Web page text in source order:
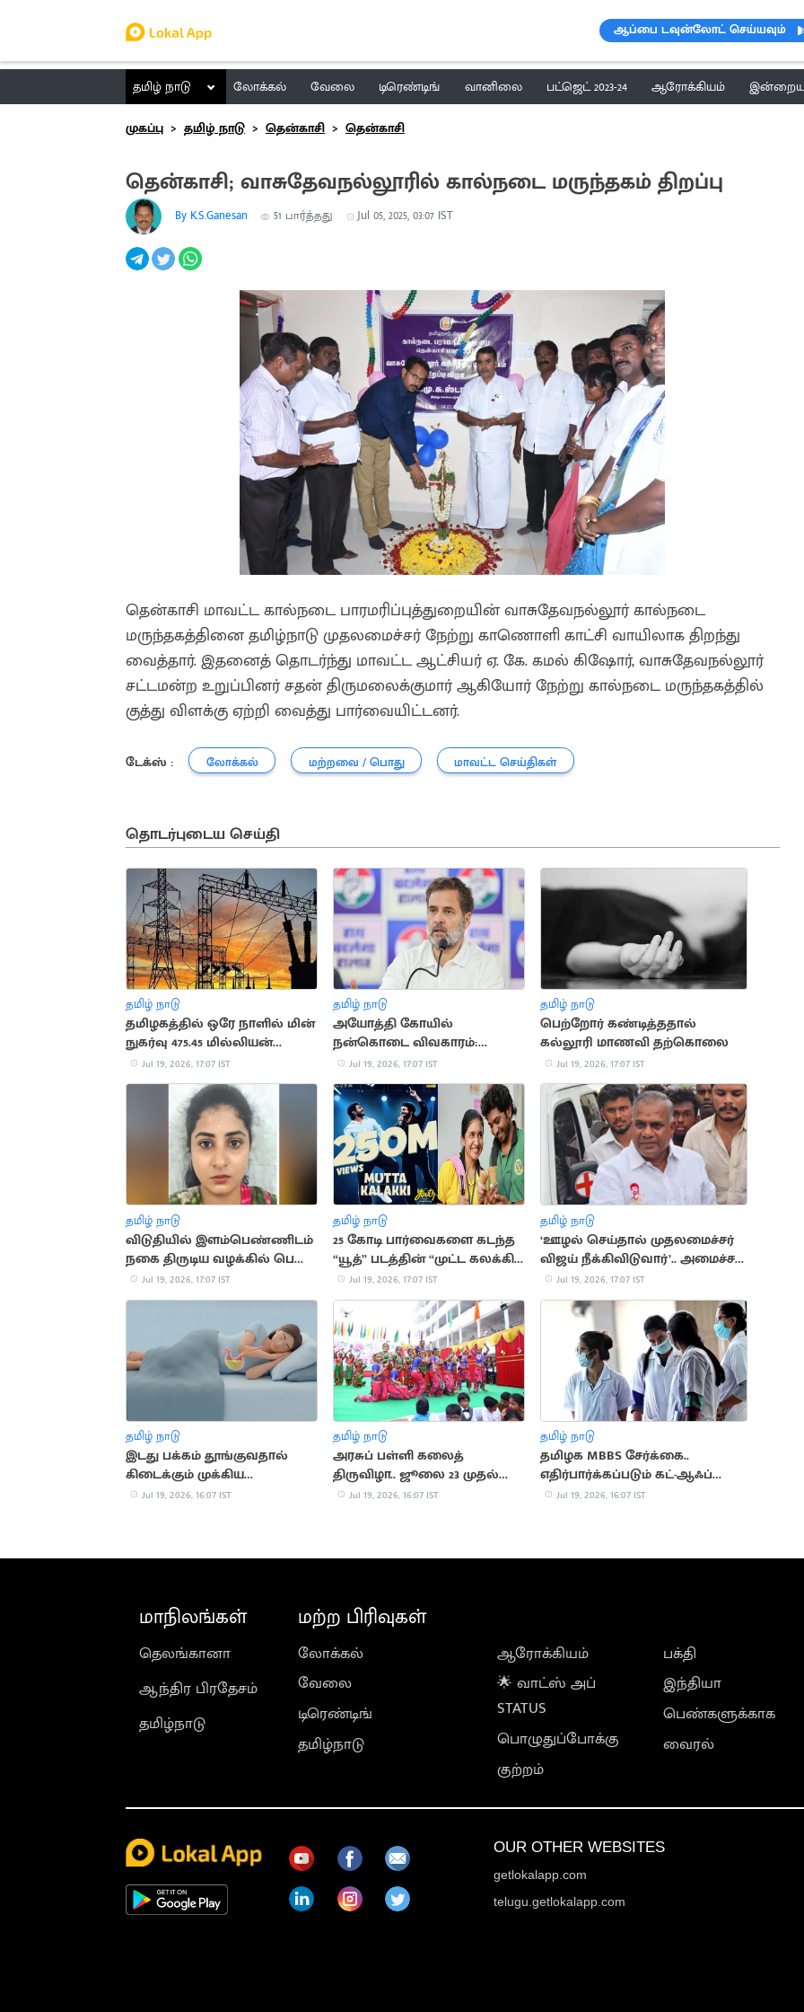
ஆப்பை டவுன்லோட் செய்யவும்
தமிழ் நாடு லோக்கல் வேலை டிரெண்டிங் வானிலை பட்ஜெட் 2023-24 ஆரோக்கியம் இன்றைய
முகப்பு
தமிழ் நாடு தென்காசி தென்காசி
தென்காசி; வாசுதேவநல்லூரில் கால்நடை மருந்தகம் திறப்பு
By K.S.Ganesan 51 பார்த்தது Jul 05, 2025, 03:07 IST
தென்காசி மாவட்ட கால்நடை பாரமரிப்புத்துறையின் வாசுதேவநல்லூர் கால்நடை
மருந்தகத்தினை தமிழ்நாடு முதலமைச்சர் நேற்று காணொளி காட்சி வாயிலாக திறந்து
வைத்தார். இதனைத் தொடர்ந்து மாவட்ட ஆட்சியர் ஏ. கே. கமல் கிஷோர், வாசுதேவநல்லூர்
சட்டமன்ற உறுப்பினர் சதன் திருமலைக்குமார் ஆகியோர் நேற்று கால்நடை மருந்தகத்தில்
குத்து விளக்கு ஏற்றி வைத்து பார்வையிட்டனர்.
டேக்ஸ் : லோக்கல் மற்றவை / பொது மாவட்ட செய்திகள்
தொடர்புடைய செய்தி
தமிழ் நாடு
தமிழகத்தில் ஒரே நாளில் மின்
நுகர்வு 475.45 மில்லியன்
யூனிட்டாகப் பதிவு
Jul 19, 2026, 17:07 IST
தமிழ் நாடு
அயோத்தி கோயில்
நன்கொடை விவகாரம்:
பிரதமருக்கு ராகுல் காந்தி
கடிதம்
Jul 19, 2026, 17:07 IST
தமிழ் நாடு
பெற்றோர் கண்டித்ததால்
கல்லூரி மாணவி தற்கொலை
Jul 19, 2026, 17:07 IST
தமிழ் நாடு
விடுதியில் இளம்பெண்ணிடம்
நகை திருடிய வழக்கில் பெண்
கைது
Jul 19, 2026, 17:07 IST
தமிழ் நாடு
25 கோடி பார்வைகளை கடந்த
“யூத்” படத்தின் “முட்ட கலக்கி”
பாடல்
Jul 19, 2026, 17:07 IST
தமிழ் நாடு
‘ஊழல் செய்தால் முதலமைச்சர்
விஜய் நீக்கிவிடுவார்’.. அமைச்சர்
என்.ஆனந்த்
Jul 19, 2026, 17:07 IST
தமிழ் நாடு
இடது பக்கம் தூங்குவதால்
கிடைக்கும் முக்கிய
நன்மைகள்
Jul 19, 2026, 16:07 IST
தமிழ் நாடு
அரசுப் பள்ளி கலைத்
திருவிழா.. ஜூலை 23 முதல்
தொடக்கம்
Jul 19, 2026, 16:07 IST
தமிழ் நாடு
தமிழக MBBS சேர்க்கை..
எதிர்பார்க்கப்படும் கட்-ஆஃப்
வெளியீடு
Jul 19, 2026, 16:07 IST
மாநிலங்கள்
தெலங்கானா
ஆந்திர பிரதேசம்
தமிழ்நாடு
மற்ற பிரிவுகள்
லோக்கல்
வேலை
டிரெண்டிங்
தமிழ்நாடு
ஆரோக்கியம்
🌟 வாட்ஸ் அப்
STATUS
பொழுதுப்போக்கு
குற்றம்
பக்தி
இந்தியா
பெண்களுக்காக
வைரல்
OUR OTHER WEBSITES
getlokalapp.com
telugu.getlokalapp.com